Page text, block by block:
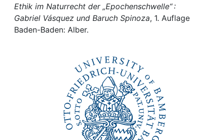
My FIS
Ethik im Naturrecht der „Epochenschwelle“ :
Gabriel Vásquez und Baruch Spinoza, 1. Auflage
Baden-Baden: Alber.